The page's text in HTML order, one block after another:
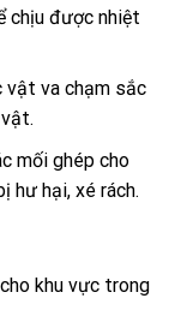
chịu được nhiệt
vật va chạm sắc
mối ghép cho
hư hại, xé rách.
khu vực trong